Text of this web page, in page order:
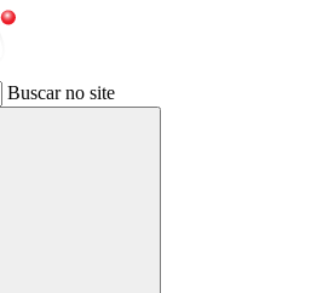
Buscar no site